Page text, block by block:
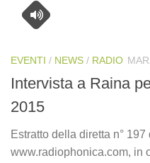
EVENTI / NEWS / RADIO
Intervista a Raina
2015
Estratto della diretta n°
www.radiophonica.com, in